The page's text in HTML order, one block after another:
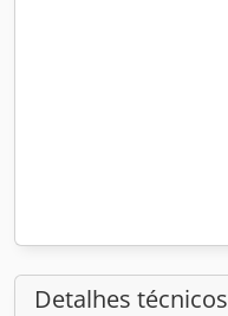
Detalhes técnicos